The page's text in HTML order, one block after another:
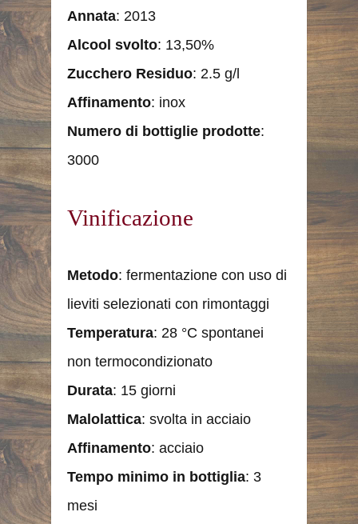
Annata: 2013
Alcool svolto: 13,50%
Zucchero Residuo: 2.5 g/l
Affinamento: inox
Numero di bottiglie prodotte:
3000
Vinificazione
Metodo: fermentazione con uso di
lieviti selezionati con rimontaggi
Temperatura: 28 °C spontanei
non termocondizionato
Durata: 15 giorni
Malolattica: svolta in acciaio
Affinamento: acciaio
Tempo minimo in bottiglia: 3
mesi